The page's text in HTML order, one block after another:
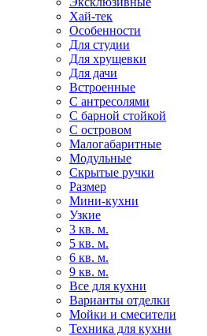
Хай-тек
Особенности
Для студии
Для хрущевки
Для дачи
Встроенные
С антресолями
С барной стойкой
С островом
Малогабаритные
Модульные
Скрытые ручки
Размер
Мини-кухни
Узкие
3 кв. м.
5 кв. м.
6 кв. м.
9 кв. м.
Все для кухни
Варианты отделки
Мойки и смесители
Техника для кухни